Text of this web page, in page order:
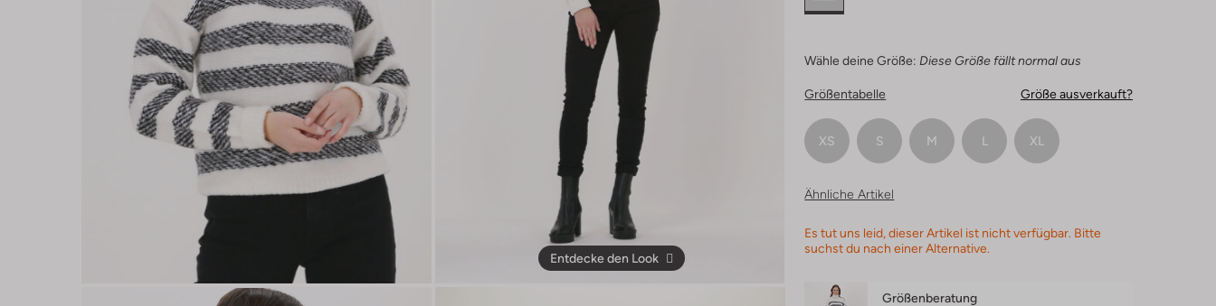
Entdecke den Look
Wähle deine Größe: Diese Größe fällt normal aus
Größentabelle Größe ausverkauft?
XS S M L XL
Ähnliche Artikel
Es tut uns leid, dieser Artikel ist nicht verfügbar. Bitte
suchst du nach einer Alternative.
Größenberatung